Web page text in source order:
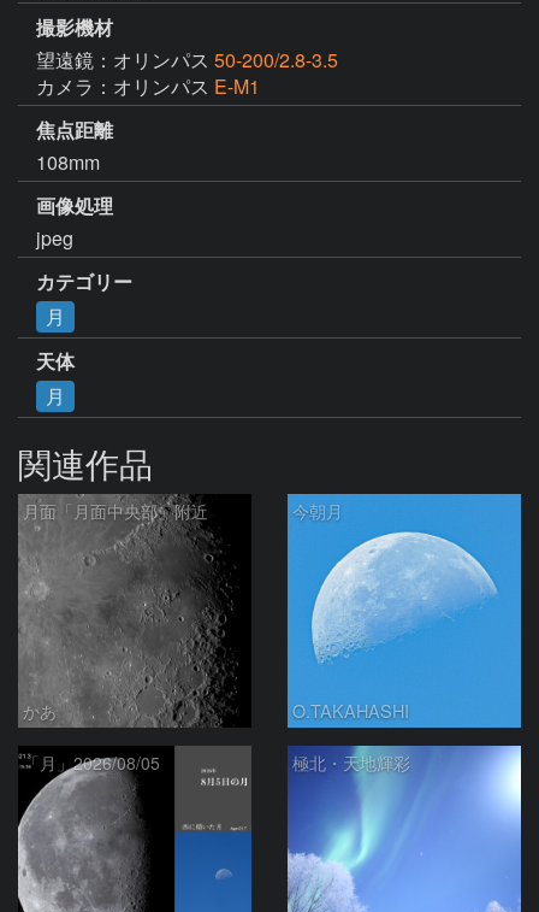
撮影機材
望遠鏡：オリンパス 50-200/2.8-3.5
カメラ：オリンパス E-M1
焦点距離
108mm
画像処理
jpeg
カテゴリー
月
天体
月
関連作品
月面「月面中央部」附近
かあ
今朝月
O.TAKAHASHI
「月」2026/08/05 極北・天地輝彩